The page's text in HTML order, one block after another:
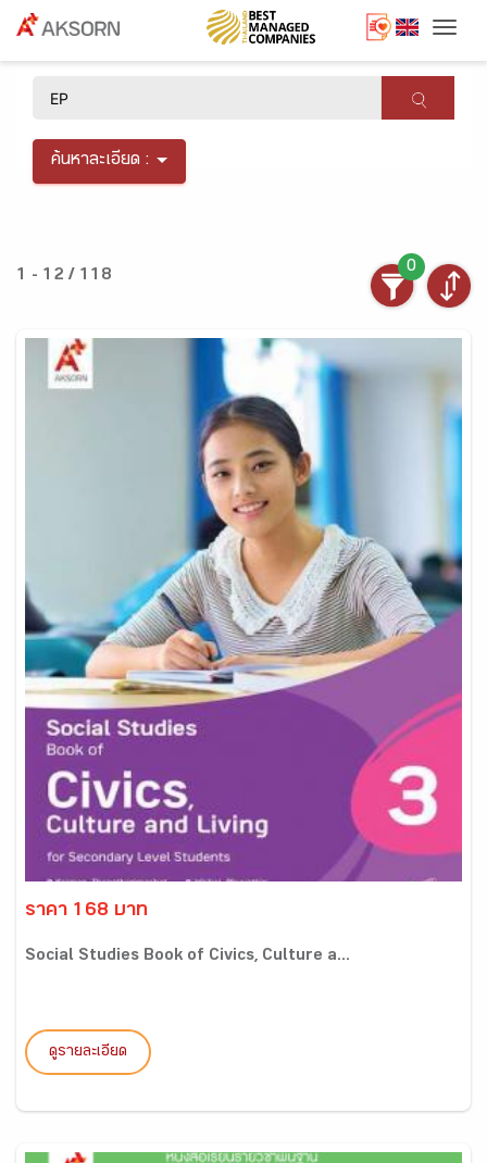
ค้นหาละเอียด :
1 - 12 / 118
0
ราคา 168 บาท
Social Studies Book of Civics, Culture a...
ดูรายละเอียด